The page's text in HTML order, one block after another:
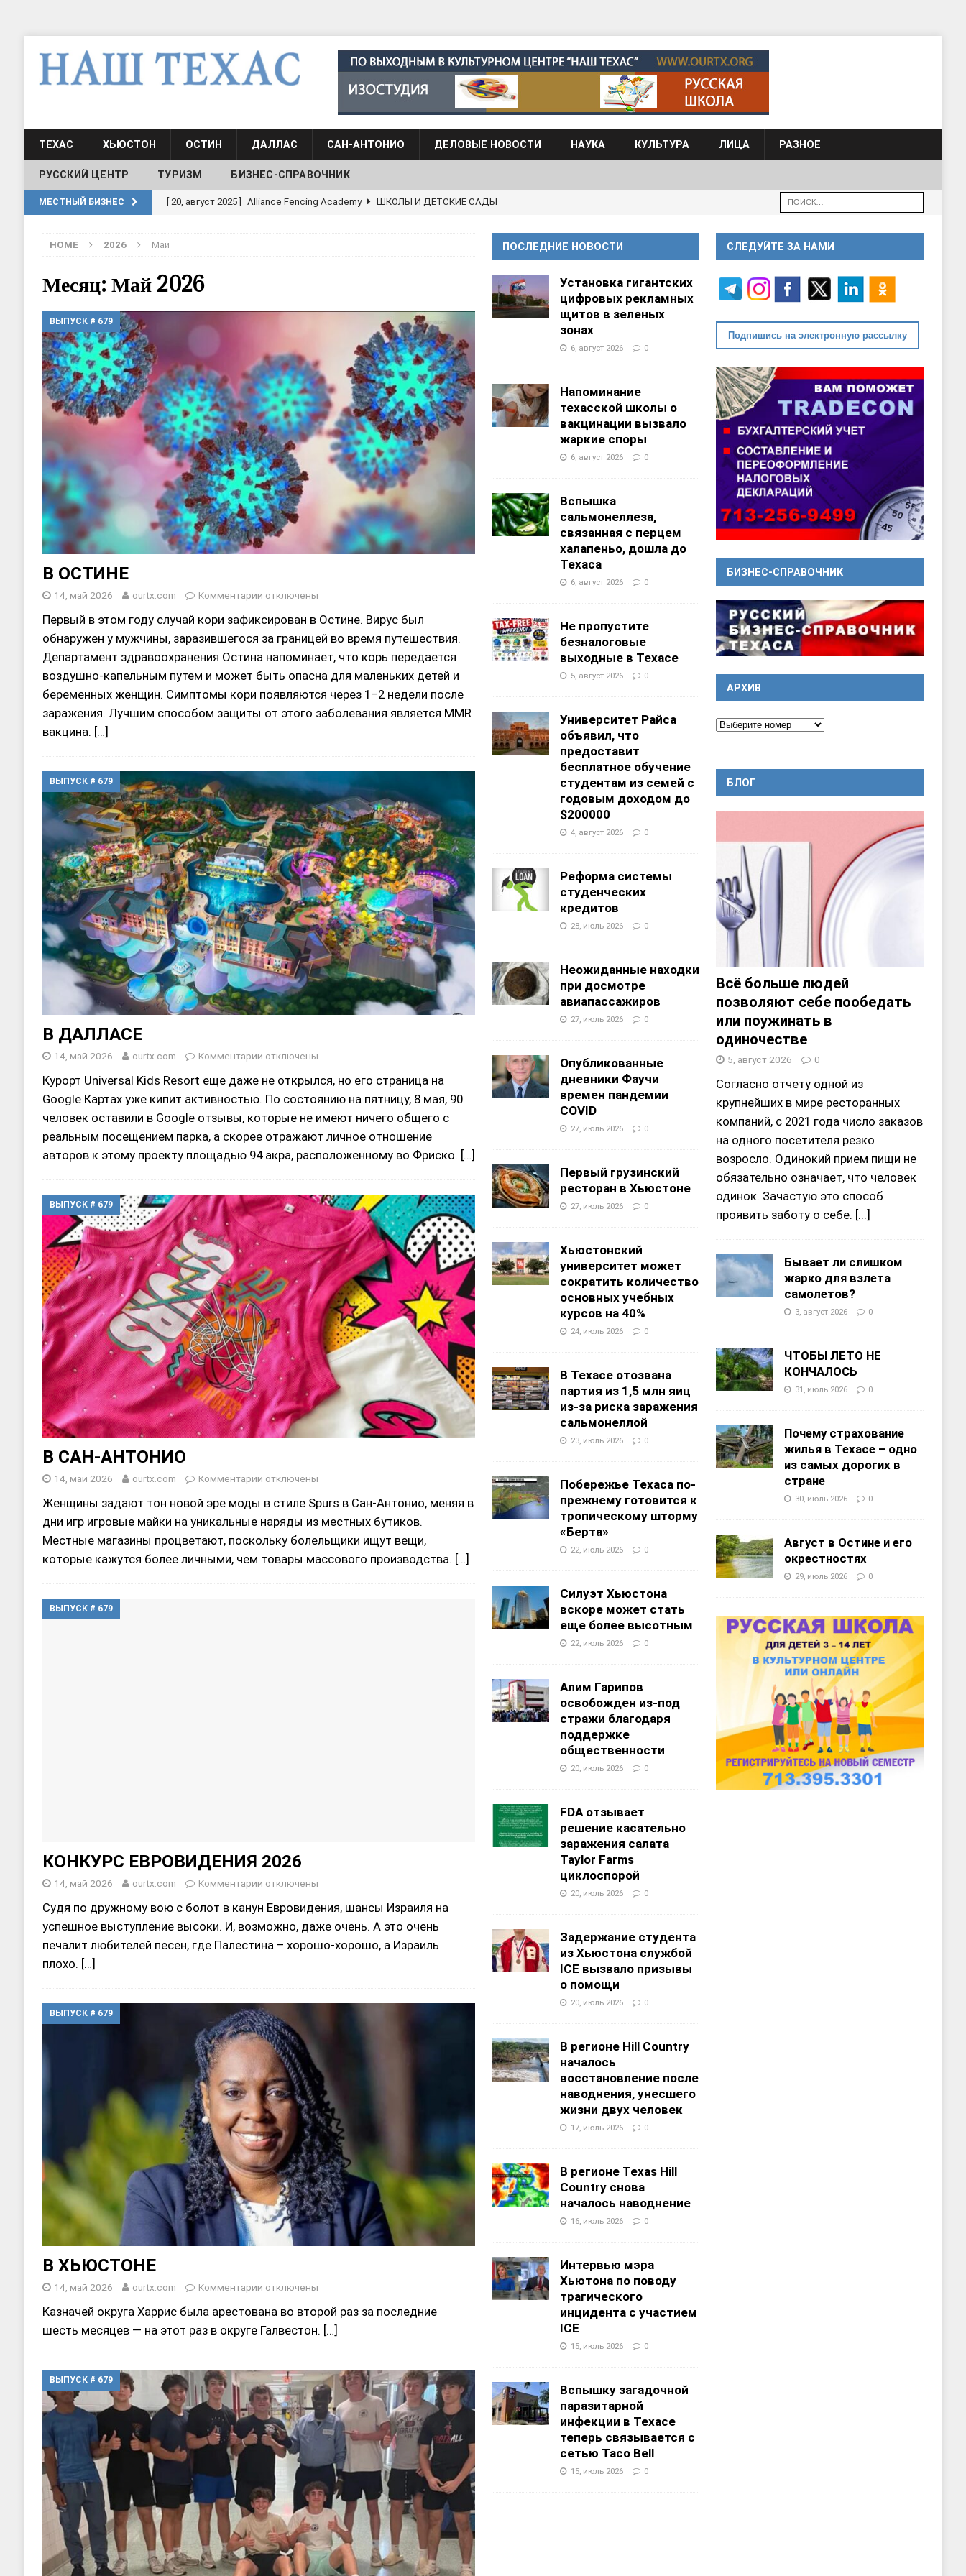
ТЕХАС ХЬЮСТОН ОСТИН ДАЛЛАС САН-АНТОНИО ДЕЛОВЫЕ НОВОСТИ НАУКА КУЛЬТУРА ЛИЦА РАЗНОЕ
РУССКИЙ ЦЕНТР ТУРИЗМ БИЗНЕС-СПРАВОЧНИК
МЕСТНЫЙ БИЗНЕС [ 30, июнь 2025 ] СОСТАВЛЕНИЕ НАЛОГОВЫХ ДЕКЛАРАЦИЙ ФИНАНСЫ И БУХГАЛТЕРСКИЙ УЧЕТ
ШКОЛЫ И ДЕТСКИЕ САДЫ
[ 19, июль 2017 ] Школа русского языка при культурном центре “Наш Техас” ШКОЛЫ И
[ 17, июнь 2026 ] ТАНЦЕВАЛЬНЫЕ СТУДИИ
Alliance Fencing Academy ШКОЛЫ И ДЕТСКИЕ САДЫ
HOME 2026 Май
Месяц: Май 2026
ВЫПУСК # 679
В ОСТИНЕ
14, май 2026 ourtx.com Комментарии отключены
Первый в этом году случай кори зафиксирован в Остине. Вирус был
обнаружен у мужчины, заразившегося за границей во время путешествия.
Департамент здравоохранения Остина напоминает, что корь передается
воздушно-капельным путем и может быть опасна для маленьких детей и
беременных женщин. Симптомы кори появляются через 1–2 недели после
заражения. Лучшим способом защиты от этого заболевания является MMR
вакцина. […]
ВЫПУСК # 679
В ДАЛЛАСЕ
14, май 2026 ourtx.com Комментарии отключены
Курорт Universal Kids Resort еще даже не открылся, но его страница на
Google Картах уже кипит активностью. По состоянию на пятницу, 8 мая, 90
человек оставили в Google отзывы, которые не имеют ничего общего с
реальным посещением парка, а скорее отражают личное отношение
авторов к этому проекту площадью 94 акра, расположенному во Фриско. […]
ВЫПУСК # 679
В САН-АНТОНИО
14, май 2026 ourtx.com Комментарии отключены
Женщины задают тон новой эре моды в стиле Spurs в Сан-Антонио, меняя в
дни игр игровые майки на уникальные наряды из местных бутиков.
Местные магазины процветают, поскольку болельщики ищут вещи,
которые кажутся более личными, чем товары массового производства. […]
ВЫПУСК # 679
КОНКУРС ЕВРОВИДЕНИЯ 2026
14, май 2026 ourtx.com Комментарии отключены
Судя по дружному вою с болот в канун Евровидения, шансы Израиля на
успешное выступление высоки. И, возможно, даже очень. А это очень
печалит любителей песен, где Палестина – хорошо-хорошо, а Израиль
плохо. […]
ВЫПУСК # 679
В ХЬЮСТОНЕ
14, май 2026 ourtx.com Комментарии отключены
Казначей округа Харрис была арестована во второй раз за последние
шесть месяцев — на этот раз в округе Галвестон. […]
ВЫПУСК # 679
ПОСЛЕДНИЕ НОВОСТИ
Установка гигантских
цифровых рекламных
щитов в зеленых
зонах
6, август 2026 0
Напоминание
техасской школы о
вакцинации вызвало
жаркие споры
6, август 2026 0
Вспышка
сальмонеллеза,
связанная с перцем
халапеньо, дошла до
Техаса
6, август 2026 0
Не пропустите
безналоговые
выходные в Техасе
5, август 2026 0
Университет Райса
объявил, что
предоставит
бесплатное обучение
студентам из семей с
годовым доходом до
$200000
4, август 2026 0
Реформа системы
студенческих
кредитов
28, июль 2026 0
Неожиданные находки
при досмотре
авиапассажиров
27, июль 2026 0
Опубликованные
дневники Фаучи
времен пандемии
COVID
27, июль 2026 0
Первый грузинский
ресторан в Хьюстоне
27, июль 2026 0
Хьюстонский
университет может
сократить количество
основных учебных
курсов на 40%
24, июль 2026 0
В Техасе отозвана
партия из 1,5 млн яиц
из-за риска заражения
сальмонеллой
23, июль 2026 0
Побережье Техаса по-
прежнему готовится к
тропическому шторму
«Берта»
22, июль 2026 0
Силуэт Хьюстона
вскоре может стать
еще более высотным
22, июль 2026 0
Алим Гарипов
освобожден из-под
стражи благодаря
поддержке
общественности
20, июль 2026 0
FDA отзывает
решение касательно
заражения салата
Taylor Farms
циклоспорой
20, июль 2026 0
Задержание студента
из Хьюстона службой
ICE вызвало призывы
о помощи
20, июль 2026 0
В регионе Hill Country
началось
восстановление после
наводнения, унесшего
жизни двух человек
17, июль 2026 0
В регионе Texas Hill
Country снова
началось наводнение
16, июль 2026 0
Интервью мэра
Хьютона по поводу
трагического
инцидента с участием
ICE
15, июль 2026 0
Вспышку загадочной
паразитарной
инфекции в Техасе
теперь связывается с
сетью Taco Bell
15, июль 2026 0
СЛЕДУЙТЕ ЗА НАМИ
Подпишись на электронную рассылку
БИЗНЕС-СПРАВОЧНИК
АРХИВ
БЛОГ
Всё больше людей
позволяют себе пообедать
или поужинать в
одиночестве
5, август 2026 0
Согласно отчету одной из
крупнейших в мире ресторанных
компаний, с 2021 года число заказов
на одного посетителя резко
возросло. Одинокий прием пищи не
обязательно означает, что человек
одинок. Зачастую это способ
проявить заботу о себе. [...]
Бывает ли слишком
жарко для взлета
самолетов?
3, август 2026 0
ЧТОБЫ ЛЕТО НЕ
КОНЧАЛОСЬ
31, июль 2026 0
Почему страхование
жилья в Техасе – одно
из самых дорогих в
стране
30, июль 2026 0
Август в Остине и его
окрестностях
29, июль 2026 0